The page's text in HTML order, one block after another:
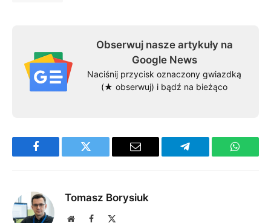
Obserwuj nasze artykuły na
Google News
Naciśnij przycisk oznaczony gwiazdką
(★ obserwuj) i bądź na bieżąco
Facebook Twitter Email Telegram
Tomasz Borysiuk
WebsiteFacebook